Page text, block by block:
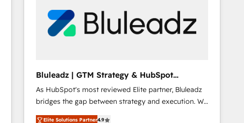
Bluleadz | GTM Strategy & HubSpot
Implementation
As HubSpot's most reviewed Elite partner, Bluleadz
bridges the gap between strategy and execution. We
don't just "set up tools" — we install the GTM
Elite Solutions Partner4.9